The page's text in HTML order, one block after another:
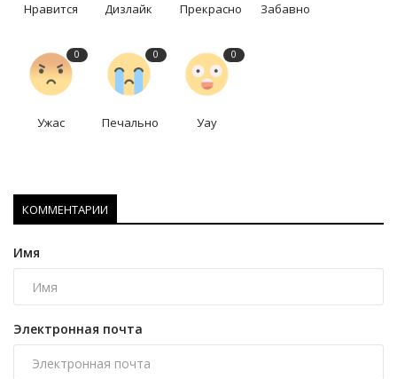
Нравится Дизлайк Прекрасно Забавно
0
Ужас
0
Печально
0
Уау
КОММЕНТАРИИ
Имя
Электронная почта